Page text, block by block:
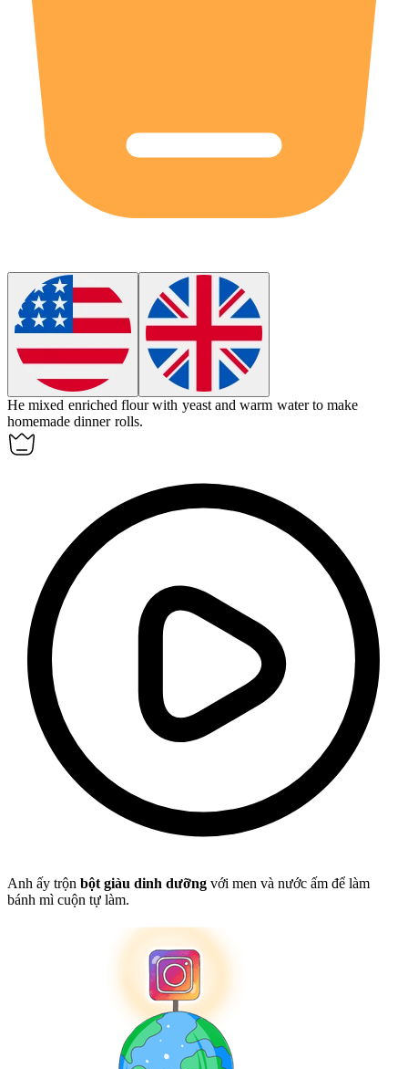
He mixed enriched flour with yeast and warm water to make
homemade dinner rolls.
Anh ấy trộn bột giàu dinh dưỡng với men và nước ấm để làm
bánh mì cuộn tự làm.